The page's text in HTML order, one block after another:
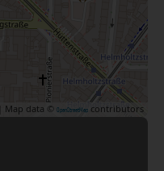
| Map data © OpenStreetMap contributors